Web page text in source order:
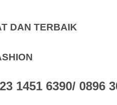
DAN TERBAIK
1451 6390/ 0896